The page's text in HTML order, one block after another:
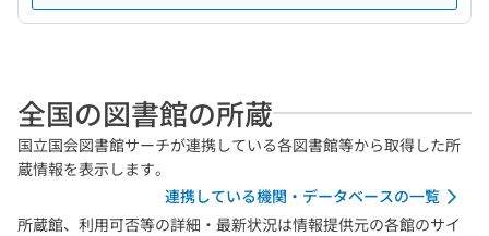
全国の図書館の所蔵
国立国会図書館サーチが連携している各図書館等から取得した所
蔵情報を表示します。
連携している機関・データベースの一覧
所蔵館、利用可否等の詳細・最新状況は情報提供元の各館のサイ